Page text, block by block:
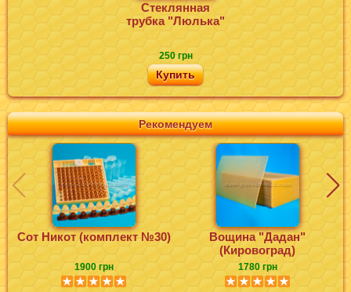
Рекомендуем
Сот Никот (комплект №30)
1900 грн
Вощина "Дадан"
(Кировоград)
1780 грн
Стеклянная
трубка "Люлька"
250 грн
Купить